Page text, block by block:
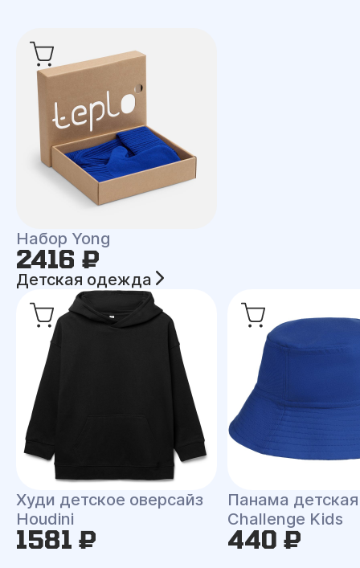
Набор Yong
2416 ₽
Детская одежда
Худи детское оверсайз
Houdini
1581 ₽
Панама детская
Challenge Kids
440 ₽